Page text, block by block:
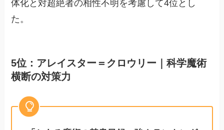
体化と対超絶者の相性不明を考慮して4位とし
た。
5位：アレイスター＝クロウリー｜科学魔術
横断の対策力